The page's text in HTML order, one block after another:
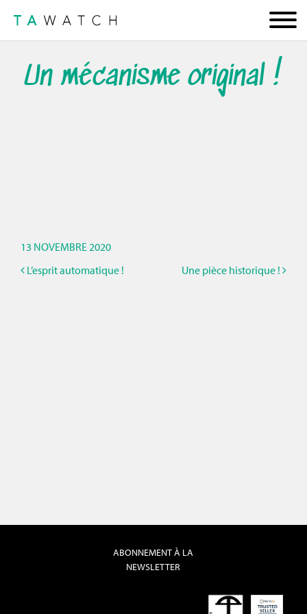
Un mécanisme original !
13 NOVEMBRE 2020
L’esprit automatique !
Une pièce historique !
ABONNEMENT À LA
NEWSLETTER